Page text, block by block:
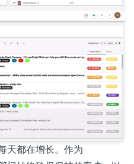
天都在增长。作为